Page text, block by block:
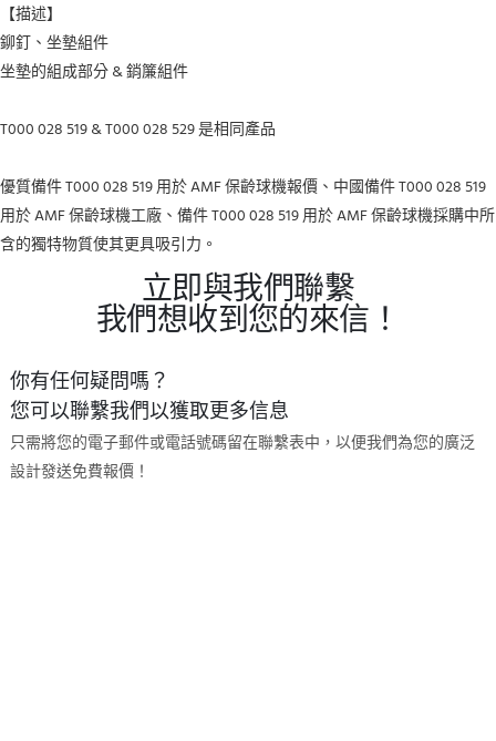
【描述】
鉚釘、坐墊組件
坐墊的組成部分 & 銷簾組件
T000 028 519 & T000 028 529 是相同產品
優質備件 T000 028 519 用於 AMF 保齡球機報價、中國備件 T000 028 519
用於 AMF 保齡球機工廠、備件 T000 028 519 用於 AMF 保齡球機採購中所
含的獨特物質使其更具吸引力。
立即與我們聯繫
我們想收到您的來信！
你有任何疑問嗎？
您可以聯繫我們以獲取更多信息
只需將您的電子郵件或電話號碼留在聯繫表中，以便我們為您的廣泛
設計發送免費報價！